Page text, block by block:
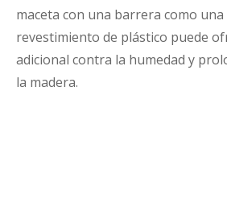
maceta con una barrera como
revestimiento de plástico puede
adicional contra la humedad y
la madera.